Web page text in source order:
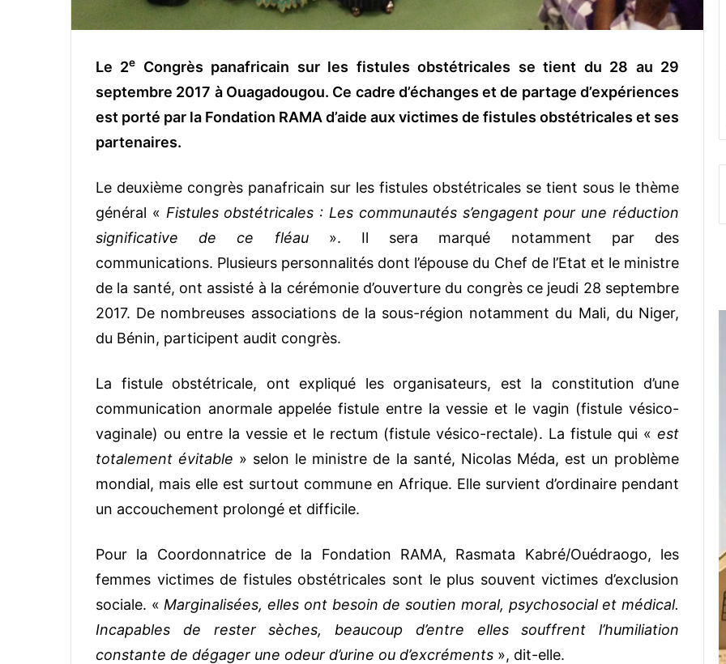
Le 2e
Congrès panafricain sur les fistules obstétricales se tient du 28 au 29
septembre 2017 à Ouagadougou. Ce cadre d’échanges et de partage d’expériences
est porté par la Fondation RAMA d’aide aux victimes de fistules obstétricales et ses
partenaires.
Le deuxième congrès panafricain sur les fistules obstétricales se tient sous le thème
général « Fistules obstétricales : Les communautés s’engagent pour une réduction
significative de ce fléau ». Il sera marqué notamment par des
communications. Plusieurs personnalités dont l’épouse du Chef de l’Etat et le ministre
de la santé, ont assisté à la cérémonie d’ouverture du congrès ce jeudi 28 septembre
2017. De nombreuses associations de la sous-région notamment du Mali, du Niger,
du Bénin, participent audit congrès.
La fistule obstétricale, ont expliqué les organisateurs, est la constitution d’une
communication anormale appelée fistule entre la vessie et le vagin (fistule vésico-
vaginale) ou entre la vessie et le rectum (fistule vésico-rectale). La fistule qui « est
totalement évitable » selon le ministre de la santé, Nicolas Méda, est un problème
mondial, mais elle est surtout commune en Afrique. Elle survient d’ordinaire pendant
un accouchement prolongé et difficile.
Pour la Coordonnatrice de la Fondation RAMA, Rasmata Kabré/Ouédraogo, les
femmes victimes de fistules obstétricales sont le plus souvent victimes d’exclusion
sociale. « Marginalisées, elles ont besoin de soutien moral, psychosocial et médical.
Incapables de rester sèches, beaucoup d’entre elles souffrent l’humiliation
constante de dégager une odeur d’urine ou d’excréments », dit-elle.